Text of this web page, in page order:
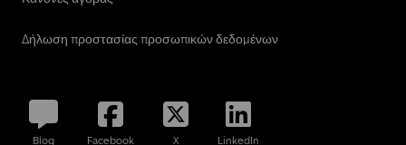
Δήλωση προστασίας προσωπικών δεδομένων
Blog Facebook X LinkedIn